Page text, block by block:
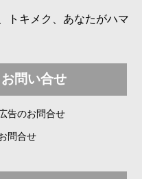
トキメク、あなたがハマ
お問い合せ
告のお問合せ
問合せ